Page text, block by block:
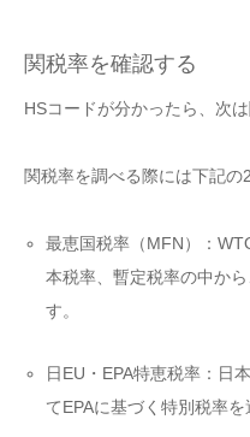
関税率を確認する
HSコードが分かったら、次
関税率を調べる際には下記の
最恵国税率（MFN）：
本税率、暫定税率の中か
す。
日EU・EPA特恵税率：日
てEPAに基づく特別税率を